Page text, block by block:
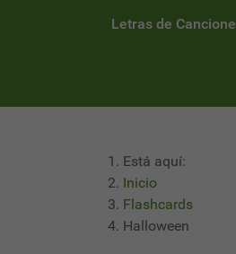
Letras de
Está aquí:
Inicio
Flashcards
Halloween